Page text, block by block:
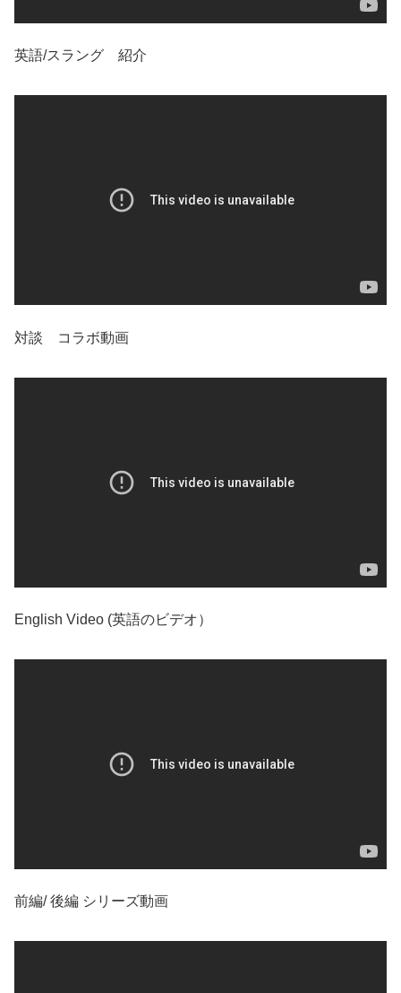
英語/スラング 紹介
対談 コラボ動画
English Video (英語のビデオ）
前編/ 後編 シリーズ動画